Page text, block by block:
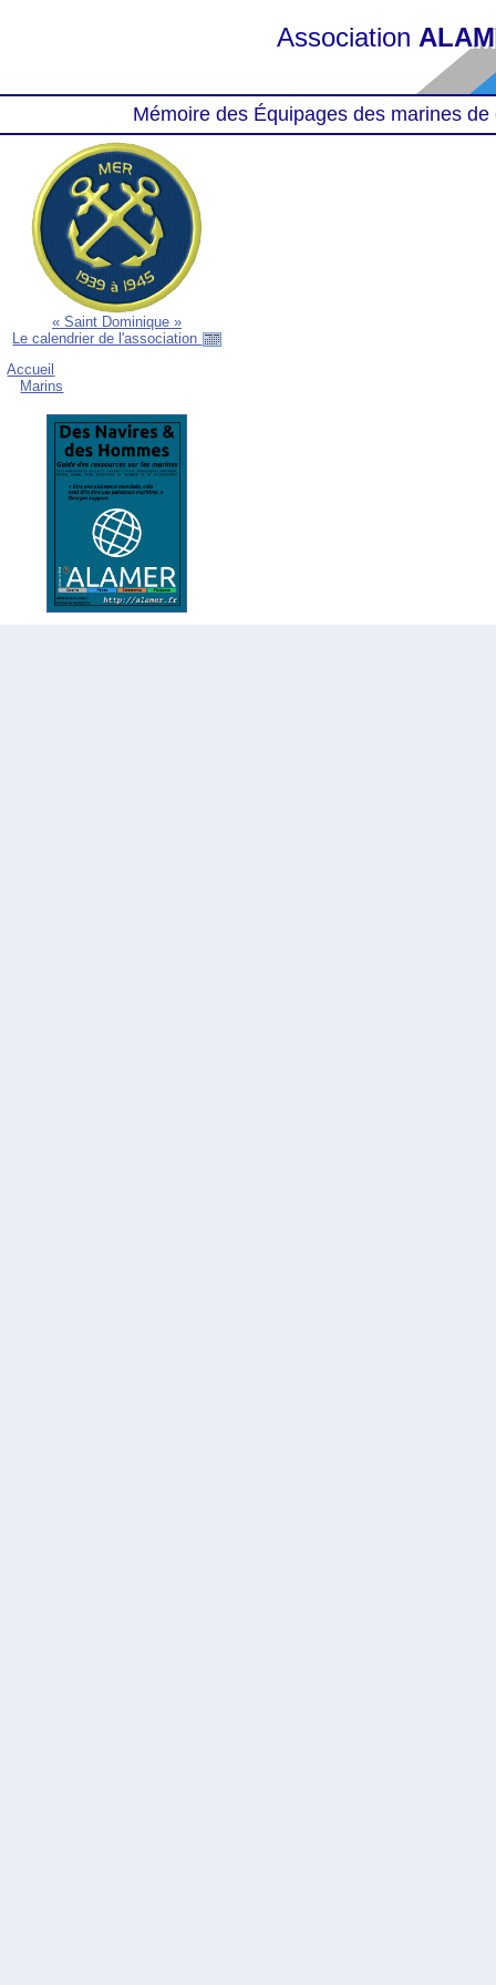
Association
Mémoire des Équipages des marines
« Saint Dominique »
Le calendrier de l'association
Accueil
Marins